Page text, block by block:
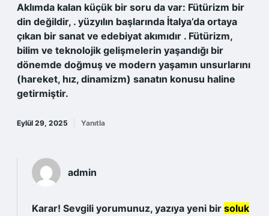
Aklımda kalan küçük bir soru da var: Fütürizm bir
din değildir, . yüzyılın başlarında İtalya’da ortaya
çıkan bir sanat ve edebiyat akımıdır . Fütürizm,
bilim ve teknolojik gelişmelerin yaşandığı bir
dönemde doğmuş ve modern yaşamın unsurlarını
(hareket, hız, dinamizm) sanatın konusu haline
getirmiştir.
Eylül 29, 2025 Yanıtla
admin
Karar! Sevgili yorumunuz, yazıya yeni bir soluk